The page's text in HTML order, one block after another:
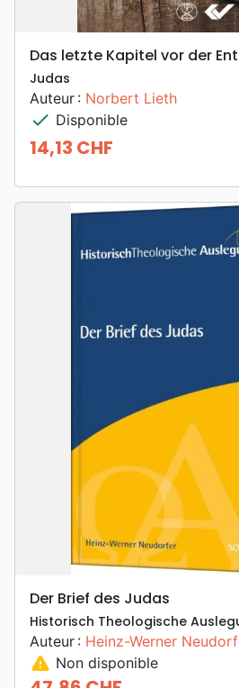
Das letzte Kapitel vor der
Judas
Auteur : Norbert Lieth
check Disponible
Prix
14,13 CHF
Der Brief des Judas
Historisch Theologische
Auteur : Heinz-Werner
warning Non disponible